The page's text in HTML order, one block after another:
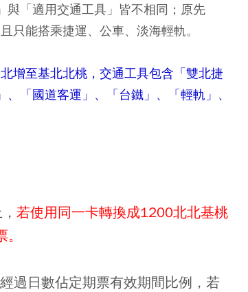
與「適用交通工具」皆不相同；原先
只能搭乘捷運、公車、淡海輕軌。
增至基北北桃，交通工具包含「雙北捷
「國道客運」、「台鐵」、「輕軌」、
若使用同一卡轉換成1200北北基桃
過日數佔定期票有效期間比例，若